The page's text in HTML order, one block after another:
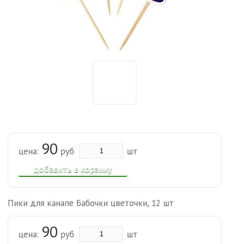
добавить в корзину
цена: 90 руб шт
Пики для канапе Бабочки цветочки, 12 шт
цена: 90 руб шт